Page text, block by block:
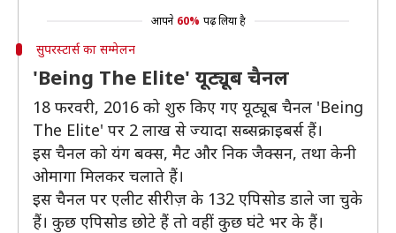
आपने 60% पढ़ लिया है
सुपरस्टार्स का सम्मेलन
'Being The Elite' यूट्यूब चैनल
18 फरवरी, 2016 को शुरु किए गए यूट्यूब चैनल 'Being
The Elite' पर 2 लाख से ज्यादा सब्सक्राइबर्स हैं।
इस चैनल को यंग बक्स, मैट और निक जैक्सन, तथा केनी
ओमागा मिलकर चलाते हैं।
इस चैनल पर एलीट सीरीज़ के 132 एपिसोड डाले जा चुके
हैं। कुछ एपिसोड छोटे हैं तो वहीं कुछ घंटे भर के हैं।